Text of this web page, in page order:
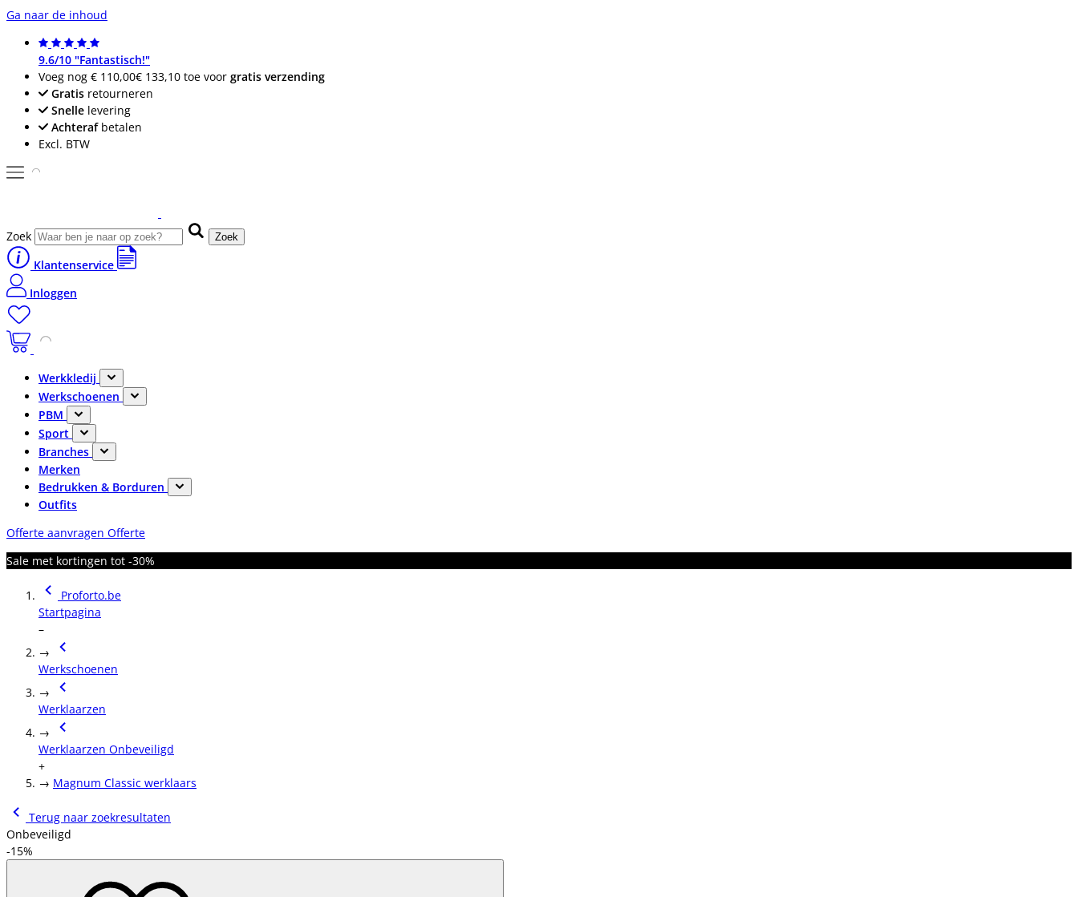
Ga naar de inhoud
9.6/10 "Fantastisch!"
Voeg nog € 110,00€ 133,10 toe voor gratis verzending
Gratis retourneren
Snelle levering
Achterafbetalen
Excl. BTW
Zoek Zoek
Klantenservice
Inloggen
Werkkledij
Werkschoenen
PBM
Sport
Branches
Merken
Bedrukken & Borduren
Outfits
Offerte aanvragen Offerte
Sale met kortingen tot -30%
Proforto.be
Startpagina
–
→
Werkschoenen
→
Werklaarzen
→
Werklaarzen Onbeveiligd
+
→ Magnum Classic werklaars
Terug naar zoekresultaten
Onbeveiligd
-15%